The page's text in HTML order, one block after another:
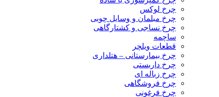
چرخ لوکس
چرخ مبلمان و وسایل چوبی
چرخ نساجی و کشتارگاهی
ساچمه
قطعات ویلچر
چرخ بیمارستانی – هتلداری
چرخ داربستی
چرخ زباله ای
چرخ فروشگاهی
چرخ فرغونی